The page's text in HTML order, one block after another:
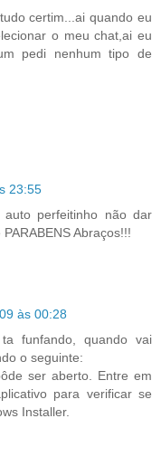
certim...ai quando eu
o meu chat,ai eu
pedi nenhum tipo de
23:55
perfeitinho não dar
Abraços!!!
às 00:28
funfando, quando vai
o seguinte:
ser aberto. Entre em
para verificar se
Installer.